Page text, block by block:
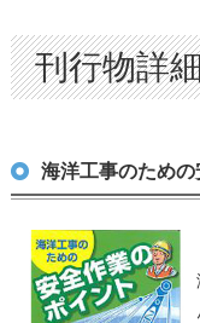
刊行物詳
海洋工事のため